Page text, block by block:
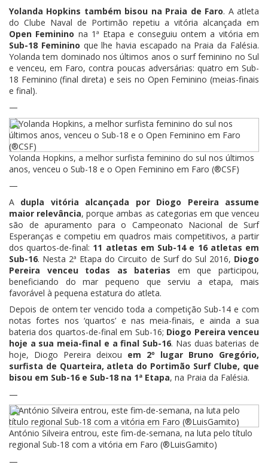
Yolanda Hopkins também bisou na Praia de Faro. A atleta
do Clube Naval de Portimão repetiu a vitória alcançada em
Open Feminino na 1ª Etapa e conseguiu ontem a vitória em
Sub-18 Feminino que lhe havia escapado na Praia da Falésia.
Yolanda tem dominado nos últimos anos o surf feminino no Sul
e venceu, em Faro, contra poucas adversárias: quatro em Sub-
18 Feminino (final direta) e seis no Open Feminino (meias-finais
e final).
—
Yolanda Hopkins, a melhor surfista feminino do sul nos últimos
anos, venceu o Sub-18 e o Open Feminino em Faro (®CSF)
—
A dupla vitória alcançada por Diogo Pereira assume
maior relevância, porque ambas as categorias em que venceu
são de apuramento para o Campeonato Nacional de Surf
Esperanças e competiu em quadros mais competitivos, a partir
dos quartos-de-final: 11 atletas em Sub-14 e 16 atletas em
Sub-16. Nesta 2ª Etapa do Circuito de Surf do Sul 2016, Diogo
Pereira venceu todas as baterias em que participou,
beneficiando do mar pequeno que serviu a etapa, mais
favorável à pequena estatura do atleta.
Depois de ontem ter vencido toda a competição Sub-14 e com
notas fortes nos ‘quartos’ e nas meia-finais, e ainda a sua
bateria dos quartos-de-final em Sub-16; Diogo Pereira venceu
hoje a sua meia-final e a final Sub-16. Nas duas baterias de
hoje, Diogo Pereira deixou em 2º lugar Bruno Gregório,
surfista de Quarteira, atleta do Portimão Surf Clube, que
bisou em Sub-16 e Sub-18 na 1ª Etapa, na Praia da Falésia.
—
António Silveira entrou, este fim-de-semana, na luta pelo título
regional Sub-18 com a vitória em Faro (®LuisGamito)
—